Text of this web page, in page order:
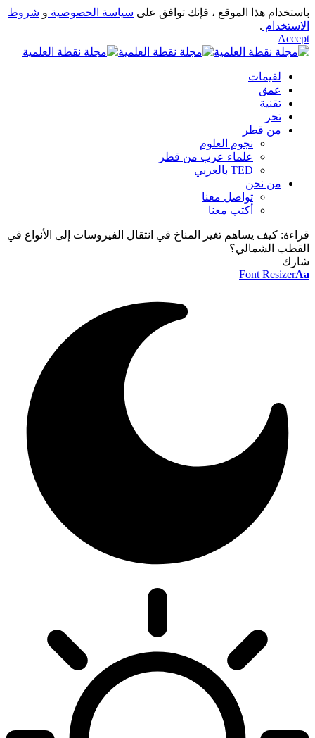
باستخدام هذا الموقع ، فإنك توافق على سياسة الخصوصية و شروط
الاستخدام .
Accept
لقيمات
عمق
تقنية
تحر
من قطر
نجوم العلوم
علماء عرب من قطر
TED بالعربي
من نحن
تواصل معنا
أكتب معنا
قراءة: كيف يساهم تغير المناخ في انتقال الفيروسات إلى الأنواع في
القطب الشمالي؟
شارك
Font ResizerAa